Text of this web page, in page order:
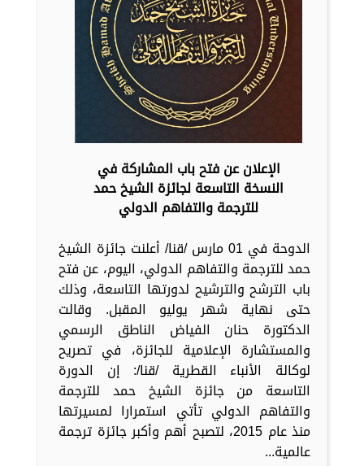
الإعلان عن فتح باب المشاركة في
النسخة التاسعة لجائزة الشيخ حمد
للترجمة والتفاهم الدولي
الدوحة في 01 مارس /قنا/ أعلنت جائزة الشيخ
حمد للترجمة والتفاهم الدولي، اليوم، عن فتح
باب الترشح والترشيح لدورتها التاسعة، وذلك
حتى نهاية شهر يوليو المقبل. وقالت
الدكتورة حنان الفياض الناطق الرسمي
والمستشارة الإعلامية للجائزة، في تصريح
لوكالة الأنباء القطرية /قنا/: إن الدورة
التاسعة من جائزة الشيخ حمد للترجمة
والتفاهم الدولي تأتي استمرارا لمسيرتها
منذ عام 2015، لتصبح أهم وأكبر جائزة ترجمة
عالمية...